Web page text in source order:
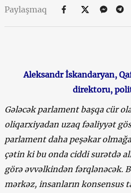
Paylaşmaq
Aleksandr İskandaryan,
direktoru,
Gələcək parlament başqa cür
oliqarxiyadan uzaq fəaliyyət
parlament daha peşəkar
çətin ki bu onda ciddi surətdə
görə əvvəlkindən fərqlənəcək.
mərkəz, insanların konsensus